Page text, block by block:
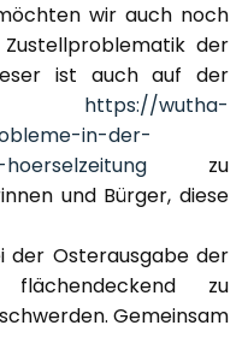
wir auch noch
der
ist auch auf der
https://wutha-
in-der-
zu
und Bürger, diese
der Osterausgabe der
flächendeckend zu
Gemeinsam